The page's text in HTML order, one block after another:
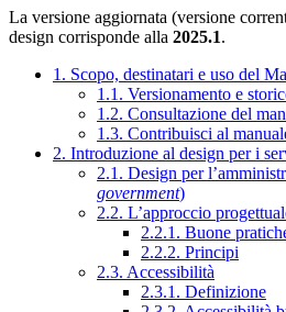
La versione aggiornata (versione
design corrisponde alla 2025.1.
1. Scopo, destinatari e uso del
1.1. Versionamento e
1.2. Consultazione del
1.3. Contribuisci al
2. Introduzione al design per i
2.1. Design per
government)
2.2. L’approccio
2.2.1. Buone
2.2.2. Principi
2.3. Accessibilità
2.3.1. Definizione